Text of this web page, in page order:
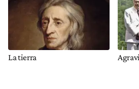
La tierra